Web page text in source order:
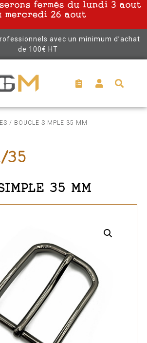
fermés du lundi 3 aout
mercredi 26 aout
avec un minimum d’achat
de 100€ HT
/ BOUCLE SIMPLE 35 MM
35
35 MM